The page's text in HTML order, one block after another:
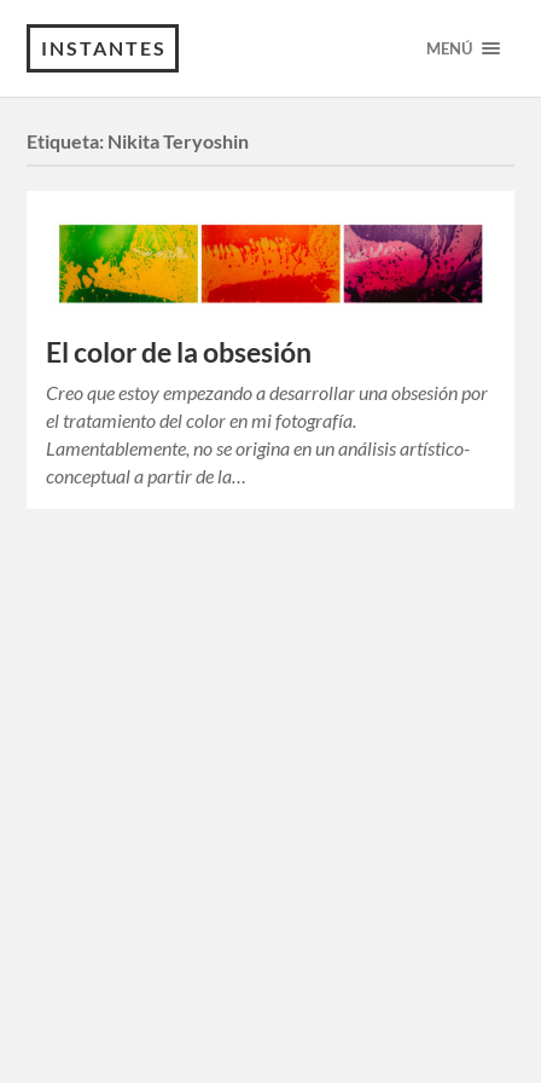
INSTANTES MENÚ
Etiqueta: Nikita Teryoshin
El color de la obsesión
Creo que estoy empezando a desarrollar una obsesión por
el tratamiento del color en mi fotografía.
Lamentablemente, no se origina en un análisis artístico-
conceptual a partir de la…